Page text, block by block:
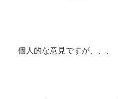
個人的な意見ですが、、、